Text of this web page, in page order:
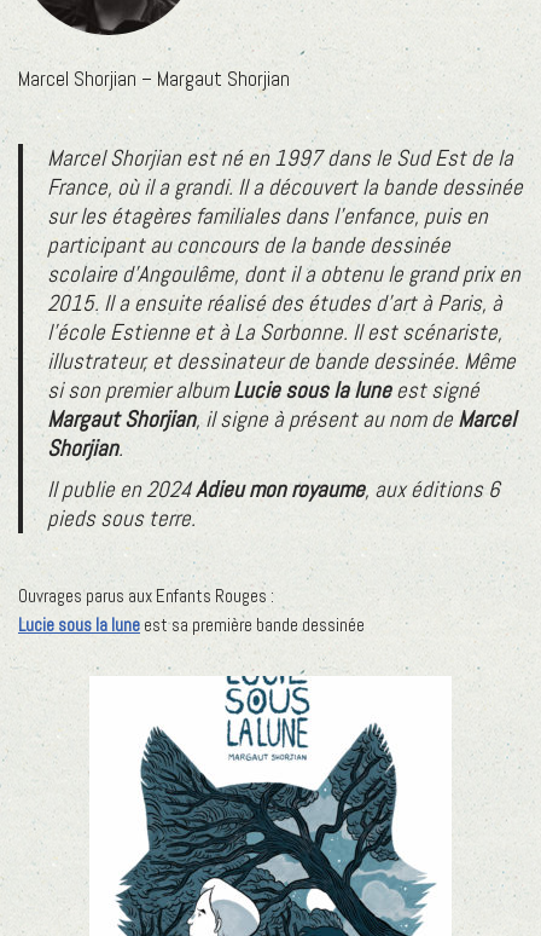
Marcel Shorjian – Margaut Shorjian
Marcel Shorjian est né en 1997 dans le Sud Est de la
France, où il a grandi. Il a découvert la bande dessinée
sur les étagères familiales dans l’enfance, puis en
participant au concours de la bande dessinée
scolaire d’Angoulême, dont il a obtenu le grand prix en
2015. Il a ensuite réalisé des études d’art à Paris, à
l’école Estienne et à La Sorbonne. Il est scénariste,
illustrateur, et dessinateur de bande dessinée. Même
si son premier albumLucie sous la luneest signé
Margaut Shorjian, il signe à présent au nom deMarcel
Shorjian.
Il publie en 2024Adieu mon royaume, aux éditions 6
pieds sous terre.
Ouvrages parus aux Enfants Rouges :
Lucie sous la lune est sa première bande dessinée